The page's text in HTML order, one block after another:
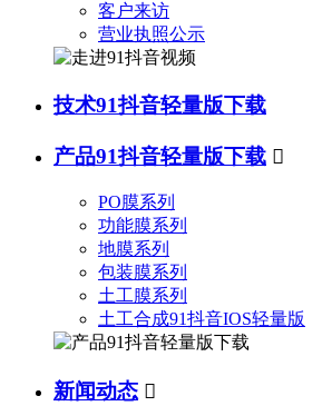
客户来访
营业执照公示
技术91抖音轻量版下载
产品91抖音轻量版下载 
PO膜系列
功能膜系列
地膜系列
包装膜系列
土工膜系列
土工合成91抖音IOS轻量版
新闻动态 